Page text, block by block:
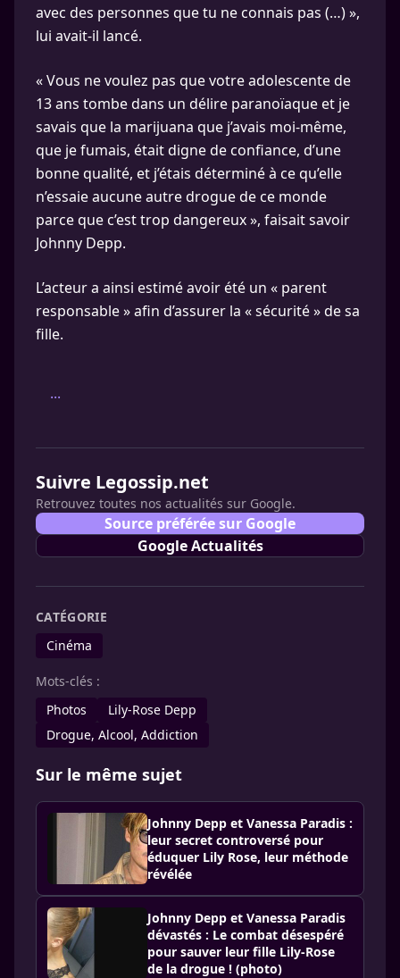
avec des personnes que tu ne connais pas (…) »,
lui avait-il lancé.
« Vous ne voulez pas que votre adolescente de
13 ans tombe dans un délire paranoïaque et je
savais que la marijuana que j’avais moi-même,
que je fumais, était digne de confiance, d’une
bonne qualité, et j’étais déterminé à ce qu’elle
n’essaie aucune autre drogue de ce monde
parce que c’est trop dangereux », faisait savoir
Johnny Depp.
L’acteur a ainsi estimé avoir été un « parent
responsable » afin d’assurer la « sécurité » de sa
fille.
...
Suivre Legossip.net
Retrouvez toutes nos actualités sur Google.
Source préférée sur Google
Google Actualités
CATÉGORIE
Cinéma
Mots-clés :
Photos
Lily-Rose Depp
Drogue, Alcool, Addiction
Sur le même sujet
Johnny Depp et Vanessa Paradis :
leur secret controversé pour
éduquer Lily Rose, leur méthode
révélée
Johnny Depp et Vanessa Paradis
dévastés : Le combat désespéré
pour sauver leur fille Lily-Rose
de la drogue ! (photo)